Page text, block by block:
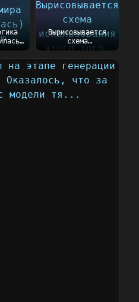
5...
Вырисовывается
схема
использования
этого того, что
пишу сейчас....